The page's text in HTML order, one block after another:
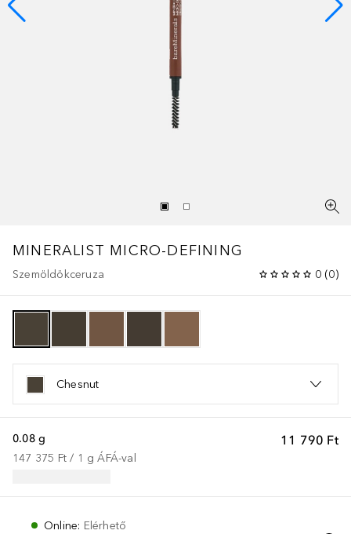
MINERALIST MICRO-DEFINING
Szemöldökceruza 0 (0)
Chesnut
11 790 Ft
0.08 g
147 375 Ft / 1 g ÁFÁ-val
Online: Elérhető